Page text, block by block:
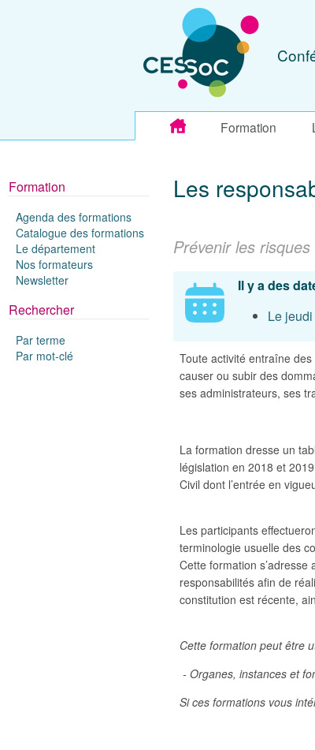
Formation
Formation
Agenda des formations
Catalogue des formations
Le département
Nos formateurs
Newsletter
Rechercher
Par terme
Par mot-clé
Les
Prévenir les
Il y a des
Le
Toute activité entraîne
causer ou subir des
ses administrateurs, ses
La formation dresse un
législation en 2018 et
Civil dont l’entrée en
Les participants
terminologie usuelle des
Cette formation
responsabilités afin de
constitution est récente,
Cette formation peut être
- Organes,
Si ces formations vous